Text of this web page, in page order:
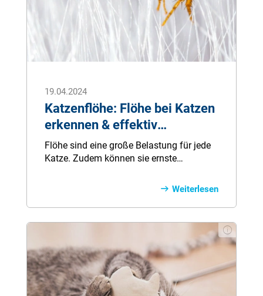
19.04.2024
Katzenflöhe: Flöhe bei Katzen
erkennen & effektiv
bekämpfen
Flöhe sind eine große Belastung für jede
Katze. Zudem können sie ernste
befallen auch andere im Haushalt
Selbst der Mensch kann Opfer der kleinen
Blutsauger werden.
Weiterlesen